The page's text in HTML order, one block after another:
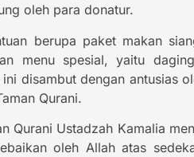
oleh para donatur.
berupa paket makan
menu spesial, yaitu
disambut dengan antusias
Qurani.
Qurani Ustadzah Kamalia
oleh Allah atas